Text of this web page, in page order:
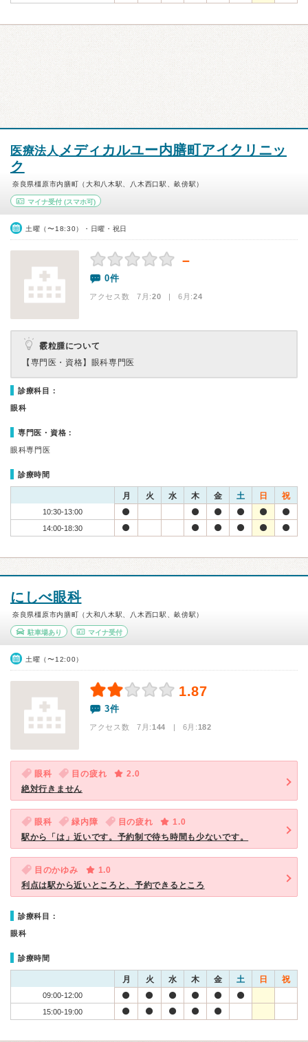
医療法人 メディカルユー内膳町アイクリニッ
ク
奈良県橿原市内膳町（大和八木駅、八木西口駅、畝傍駅）
マイナ受付 (スマホ可)
土曜（〜18:30）・日曜・祝日
－
0件
アクセス数 7月:20 | 6月:24
霰粒腫について
【専門医・資格】 眼科専門医
診療科目：
眼科
専門医・資格：
眼科専門医
診療時間
月 火 水 木 金 土 日 祝
10:30-13:00
14:00-18:30
にしべ眼科
奈良県橿原市内膳町（大和八木駅、八木西口駅、畝傍駅）
駐車場あり マイナ受付
土曜（〜12:00）
1.87
3件
アクセス数 7月:144 | 6月:182
眼科 目の疲れ
2.0
絶対行きません
眼科 緑内障 目の疲れ
1.0
駅から「は」近いです。予約制で待ち時間も少ないです。
目のかゆみ
1.0
利点は駅から近いところと、予約できるところ
診療科目：
眼科
診療時間
月 火 水 木 金 土 日 祝
09:00-12:00
15:00-19:00